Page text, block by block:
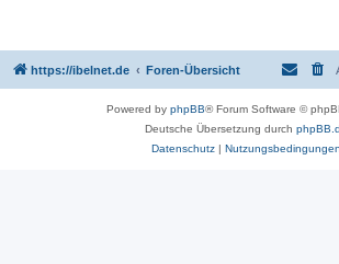
https://ibelnet.de Foren-Übersicht
Powered by phpBB® Forum Software ©
Deutsche Übersetzung durch
Datenschutz| Nutzungsbedingungen